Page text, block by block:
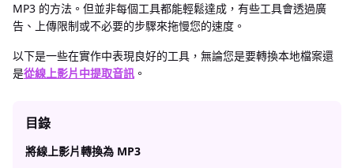
MP3 的方法。但並非每個工具都能輕鬆達成，有些工具會透過廣
告、上傳限制或不必要的步驟來拖慢您的速度。
以下是一些在實作中表現良好的工具，無論您是要轉換本地檔案還
是從線上影片中提取音訊 。
目錄
將線上影片轉換為 MP3